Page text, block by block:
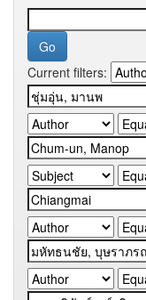
Current filters: